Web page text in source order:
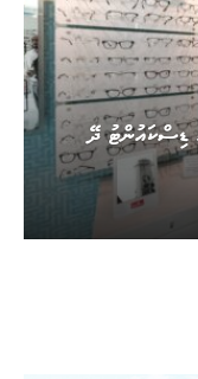
ޑިސްކައުންޓު ދޭ